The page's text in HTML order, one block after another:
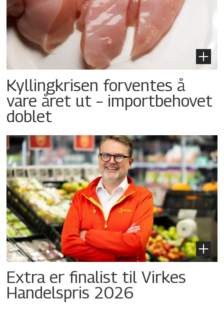
Kyllingkrisen forventes å
vare året ut – importbehovet
doblet
Extra er finalist til Virkes
Handelspris 2026